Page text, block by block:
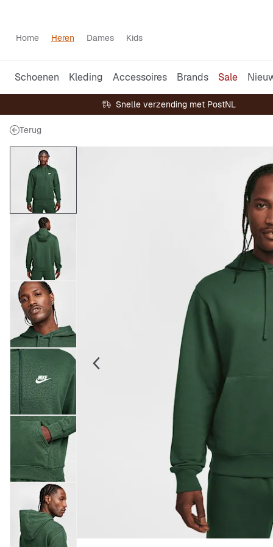
Home Heren Dames Kids
Schoenen Kleding Accessoires Brands Sale
Snelle verzending met PostNL
Terug